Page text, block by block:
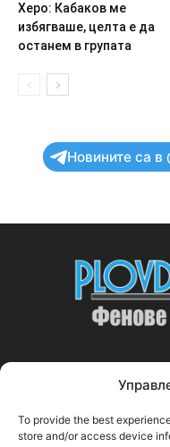
To provide the best
store and/or access device
Херо: Кабаков ме
избягваше, целта е да
останем в групата
Новините са в
PlovdivDerby.com е